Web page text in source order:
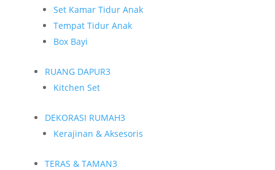
Set Kamar Tidur Anak
Tempat Tidur Anak
Box Bayi
RUANG DAPUR3
Kitchen Set
DEKORASI RUMAH3
Kerajinan & Aksesoris
TERAS & TAMAN3